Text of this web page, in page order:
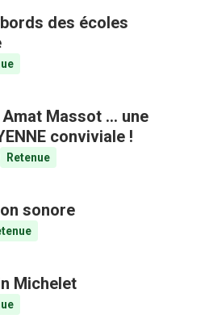
des écoles
Massot ... une
conviviale !
Retenue
sonore
Michelet